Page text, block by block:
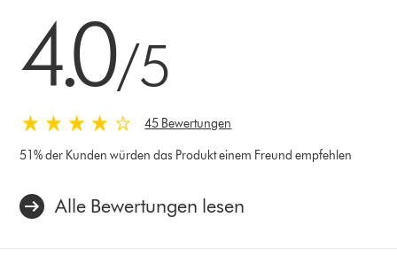
4.0/5
45 Bewertungen
51% der Kunden würden das Produkt einem Freund empfehlen
Alle Bewertungen lesen